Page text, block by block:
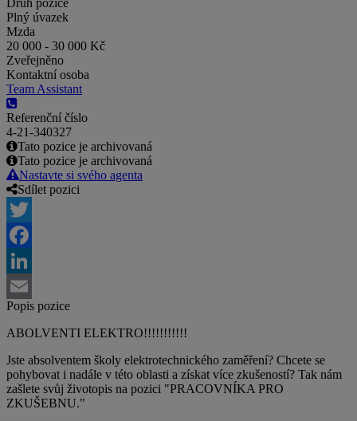
Druh pozice
Plný úvazek
Mzda
20 000 - 30 000 Kč
Zveřejněno
Kontaktní osoba
Team Assistant
Referenční číslo
4-21-340327
Tato pozice je archivovaná
Tato pozice je archivovaná
Nastavte si svého agenta
Sdílet pozici
Twitter
Facebook
LinkedIn
Email
Popis pozice
ABOLVENTI ELEKTRO!!!!!!!!!!!
Jste absolventem školy elektrotechnického zaměření? Chcete se
pohybovat i nadále v této oblasti a získat více zkušeností? Tak nám
zašlete svůj životopis na pozici "PRACOVNÍKA PRO
ZKUŠEBNU."